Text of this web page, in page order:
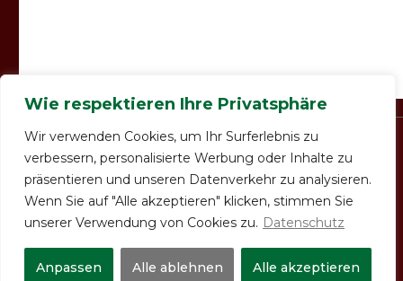
Wie respektieren Ihre Privatsphäre
Wir verwenden Cookies, um Ihr Surferlebnis zu
verbessern, personalisierte Werbung oder Inhalte zu
präsentieren und unseren Datenverkehr zu analysieren.
Wenn Sie auf "Alle akzeptieren" klicken, stimmen Sie
unserer Verwendung von Cookies zu. Datenschutz
Anpassen Alle ablehnen Alle akzeptieren
2022 ©Copyright Obst & Gemüsehof Heinrich & Lösch